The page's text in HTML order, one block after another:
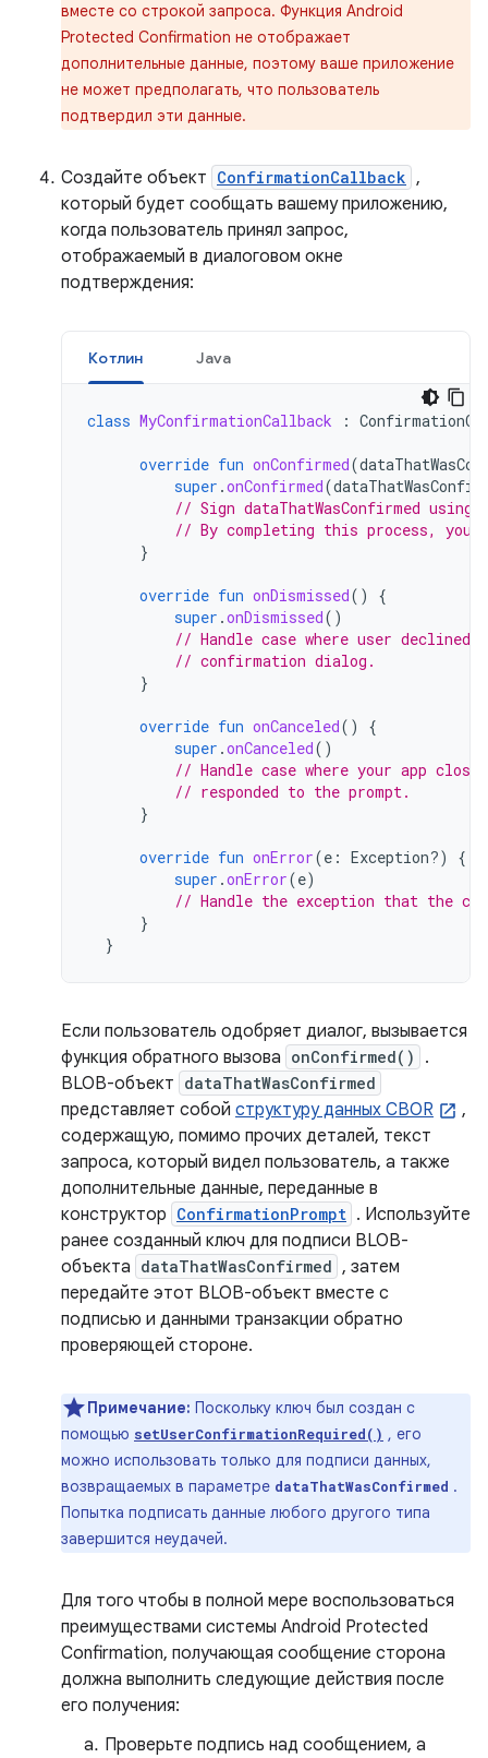
вместе со строкой запроса. Функция Android
Protected Confirmation не отображает
дополнительные данные, поэтому ваше приложение
не может предполагать, что пользователь
подтвердил эти данные.
Создайте объект ConfirmationCallback ,
который будет сообщать вашему приложению,
когда пользователь принял запрос,
отображаемый в диалоговом окне
подтверждения:
Котлин Java
class MyConfirmationCallback :
override fun onConfirmed(
super .onConfirmed(
// Sign dataThatWasConfirmed
// By completing this process, you
}
override fun onDismissed()
{
super .onDismissed()
// Handle case where user declined
// confirmation dialog.
}
override fun onCanceled()
{
super .onCanceled()
// Handle case where your app
// responded to the prompt.
}
override fun onError(e : Exception?)
{
super .onError(e)
// Handle the exception that the
}
}
Если пользователь одобряет диалог, вызывается
функция обратного вызова onConfirmed()
.
BLOB-объект dataThatWasConfirmed
представляет собой структуру данных CBOR
,
содержащую, помимо прочих деталей, текст
запроса, который видел пользователь, а также
дополнительные данные, переданные в
конструктор ConfirmationPrompt . Используйте
ранее созданный ключ для подписи BLOB-
объекта dataThatWasConfirmed , затем
передайте этот BLOB-объект вместе с
подписью и данными транзакции обратно
проверяющей стороне.
Примечание: Поскольку ключ был создан с
помощью setUserConfirmationRequired() , его
можно использовать только для подписи данных,
возвращаемых в параметре dataThatWasConfirmed .
Попытка подписать данные любого другого типа
завершится неудачей.
Для того чтобы в полной мере воспользоваться
преимуществами системы Android Protected
Confirmation, получающая сообщение сторона
должна выполнить следующие действия после
его получения:
Проверьте подпись над сообщением, а